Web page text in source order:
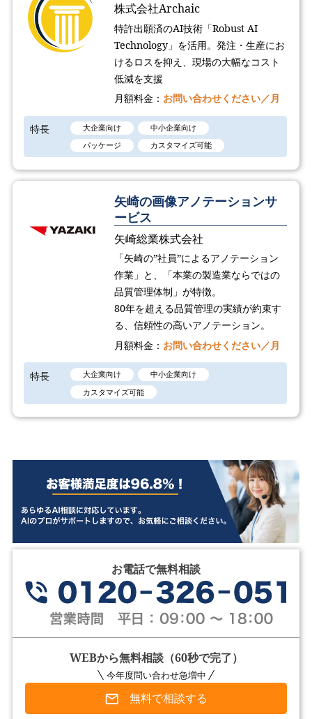
株式会社Archaic
特許出願済のAI技術「Robust AI
Technology​」を活用。発注・生産にお
けるロスを抑え、現場の大幅なコスト
低減を支援
月額料金： お問い合わせください／月
特長 大企業向け
中小企業向け
パッケージ
カスタマイズ可能
矢崎の画像アノテーションサ
ービス
矢崎総業株式会社
「矢崎の”社員”によるアノテーション
作業」と、「本業の製造業ならではの
品質管理体制」が特徴。
80年を超える品質管理の実績が約束す
る、信頼性の高いアノテーション。
月額料金： お問い合わせください／月
特長 大企業向け
中小企業向け
カスタマイズ可能
お電話で無料相談
WEBから無料相談（60秒で完了）
今年度問い合わせ急増中
無料で相談する